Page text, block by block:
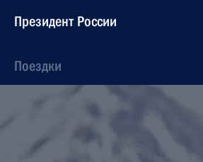
Президент России
Поездки